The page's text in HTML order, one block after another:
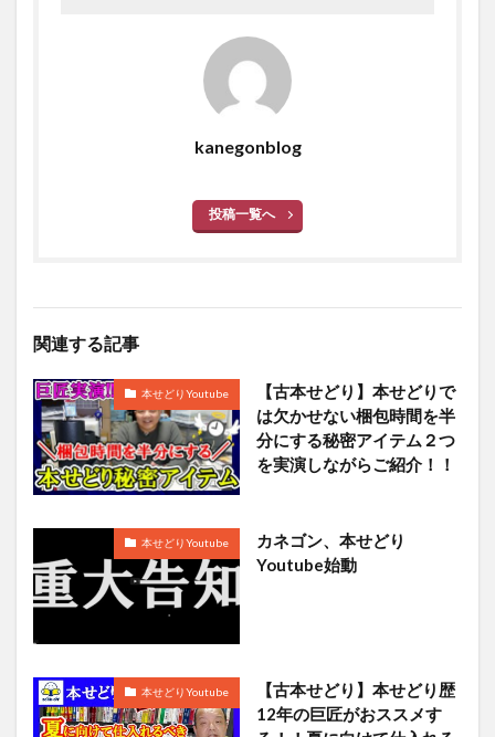
kanegonblog
投稿一覧へ
関連する記事
本せどりYoutube
【古本せどり】本せどりで
は欠かせない梱包時間を半
分にする秘密アイテム２つ
を実演しながらご紹介！！
本せどりYoutube
カネゴン、本せどり
Youtube始動
本せどりYoutube
【古本せどり】本せどり歴
12年の巨匠がおススメす